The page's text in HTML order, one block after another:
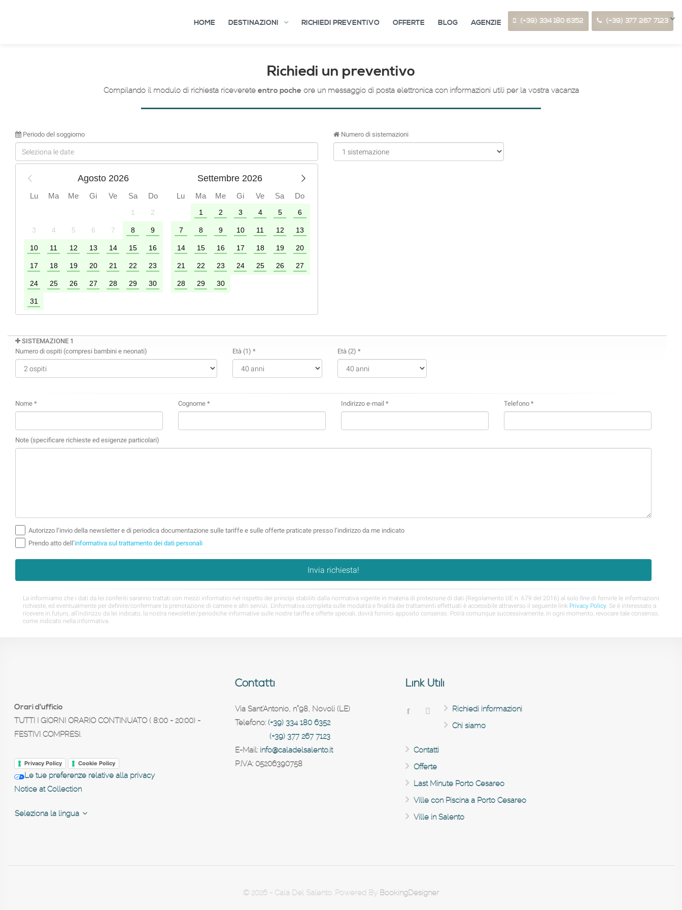
HOME DESTINAZIONI RICHIEDI PREVENTIVO OFFERTE BLOG AGENZIE (+39) 334 180 6352 (+39) 377 267 7123
Richiedi un preventivo
Compilando il modulo di richiesta riceverete entro poche ore un messaggio di posta elettronica con informazioni utili per la vostra vacanza
Orari d'ufficio
TUTTI I GIORNI ORARIO CONTINUATO ( 8:00 - 20:00) -
FESTIVI COMPRESI.
Privacy Policy Cookie Policy
Le tue preferenze relative alla privacy
Notice at Collection
Seleziona la lingua
Contatti
Via Sant'Antonio, n°98, Novoli (LE)
Telefono: (+39) 334 180 6352
(+39) 377 267 7123
E-Mail: info@caladelsalento.it
P.IVA: 05206390758
Link Utili
Richiedi informazioni
Chi siamo
Contatti
Offerte
Last Minute Porto Cesareo
Ville con Piscina a Porto Cesareo
Ville in Salento
© 2026 - Cala Del Salento. Powered By BookingDesigner